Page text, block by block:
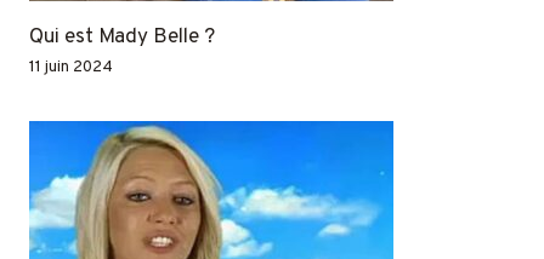
Qui est Mady Belle ?
11 juin 2024